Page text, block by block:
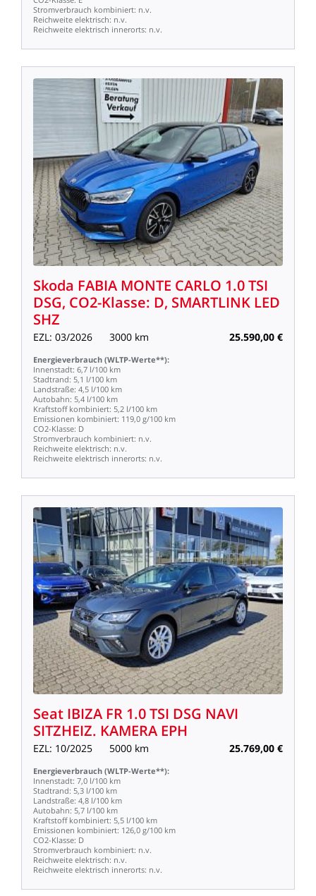
Stromverbrauch kombiniert: n.v.
Reichweite elektrisch: n.v.
Reichweite elektrisch innerorts: n.v.
Skoda FABIA MONTE CARLO 1.0TSI
DSG, CO2-Klasse: D, SMARTLINK LED
SHZ
EZL: 03/2026 3000 km 25.590,00 €
Energieverbrauch (WLTP-Werte**):
Innenstadt: 6,7 l/100 km
Stadtrand: 5,1 l/100 km
Landstraße: 4,5 l/100 km
Autobahn: 5,4 l/100 km
Kraftstoff kombiniert: 5,2 l/100 km
Emissionen kombiniert: 119,0 g/100 km
CO2-Klasse: D
Stromverbrauch kombiniert: n.v.
Reichweite elektrisch: n.v.
Reichweite elektrisch innerorts: n.v.
Seat IBIZA FR 1.0TSI DSG NAVI
SITZHEIZ. KAMERA EPH
EZL: 10/2025 5000 km 25.769,00 €
Energieverbrauch (WLTP-Werte**):
Innenstadt: 7,0 l/100 km
Stadtrand: 5,3 l/100 km
Landstraße: 4,8 l/100 km
Autobahn: 5,7 l/100 km
Kraftstoff kombiniert: 5,5 l/100 km
Emissionen kombiniert: 126,0 g/100 km
CO2-Klasse: D
Stromverbrauch kombiniert: n.v.
Reichweite elektrisch: n.v.
Reichweite elektrisch innerorts: n.v.